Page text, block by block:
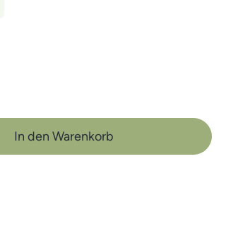
Wert ein oder
In den Warenkorb